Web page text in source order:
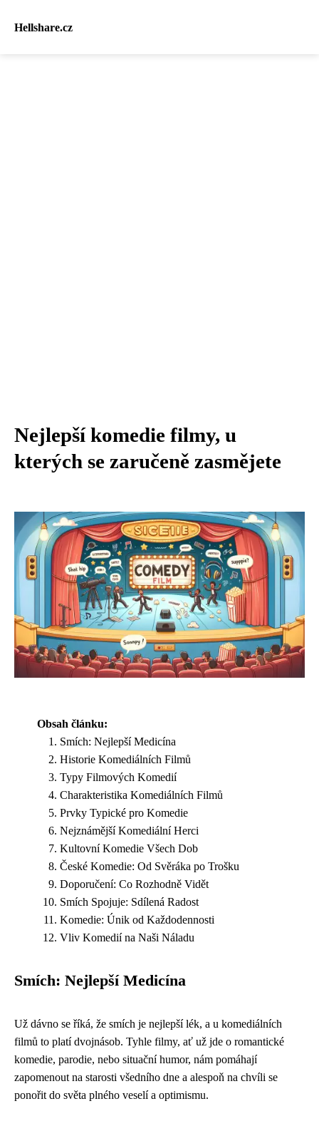
Hellshare.cz
Nejlepší komedie filmy, u
kterých se zaručeně zasmějete
Obsah článku:
Smích: Nejlepší Medicína
Historie Komediálních Filmů
Typy Filmových Komedií
Charakteristika Komediálních Filmů
Prvky Typické pro Komedie
Nejznámější Komediální Herci
Kultovní Komedie Všech Dob
České Komedie: Od Svěráka po Trošku
Doporučení: Co Rozhodně Vidět
Smích Spojuje: Sdílená Radost
Komedie: Únik od Každodennosti
Vliv Komedií na Naši Náladu
Smích: Nejlepší Medicína
Už dávno se říká, že smích je nejlepší lék, a u komediálních
filmů to platí dvojnásob. Tyhle filmy, ať už jde o romantické
komedie, parodie, nebo situační humor, nám pomáhají
zapomenout na starosti všedního dne a alespoň na chvíli se
ponořit do světa plného veselí a optimismu.